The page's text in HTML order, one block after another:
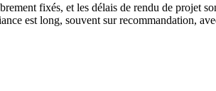
fixés, et les délais de rendu de projet
est long, souvent sur recommandation,